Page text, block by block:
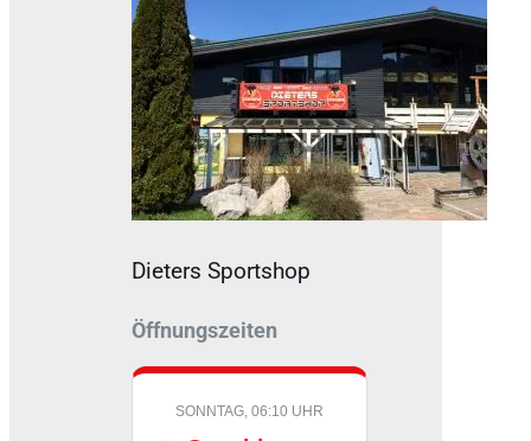
Dieters Sportshop
Öffnungszeiten
SONNTAG, 06:10 UHR